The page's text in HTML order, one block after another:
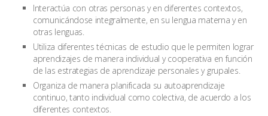
Interactúa con otras personas y en diferentes contextos,
comunicándose integralmente, en su lengua materna y en
otras lenguas.
Utiliza diferentes técnicas de estudio que le permiten lograr
aprendizajes de manera individual y cooperativa en función
de las estrategias de aprendizaje personales y grupales.
Organiza de manera planificada su autoaprendizaje
continuo, tanto individual como colectiva, de acuerdo a los
diferentes contextos.